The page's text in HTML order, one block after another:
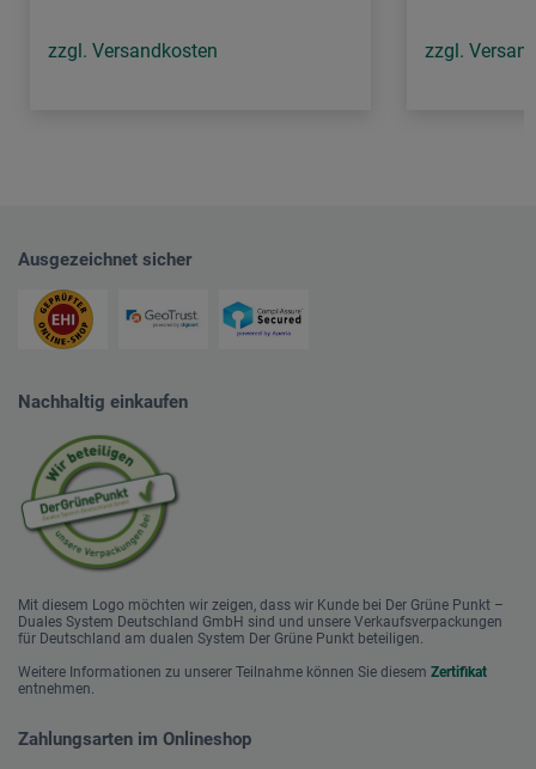
zzgl. Versandkosten zzgl.
Ausgezeichnet sicher
Nachhaltig einkaufen
Mit diesem Logo möchten wir zeigen, dass wir Kunde bei Der Grüne Punkt –
Duales System Deutschland GmbH sind und unsere Verkaufsverpackungen
für Deutschland am dualen System Der Grüne Punkt beteiligen.
Weitere Informationen zu unserer Teilnahme können Sie diesem Zertifikat
entnehmen.
Zahlungsarten im Onlineshop